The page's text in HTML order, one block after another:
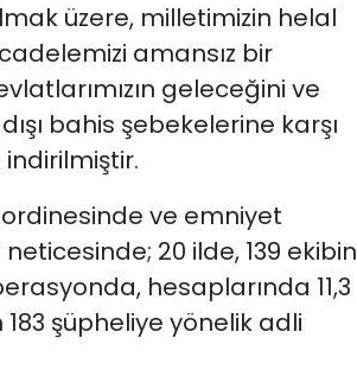
üzere, milletimizin helal
amansız bir
geleceğini ve
bahis şebekelerine karşı
ve emniyet
20 ilde, 139 ekibin
hesaplarında 11,3
şüpheliye yönelik adli